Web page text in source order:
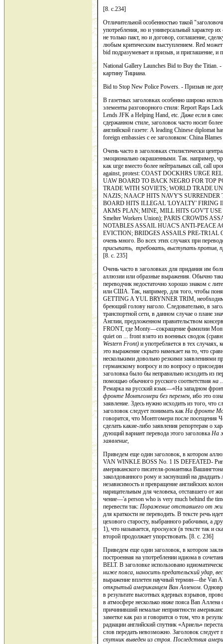
[8. c.234]
Отличительной особенностью такой
употребления, но и универсальный характер
не только пакт, но и договор, соглашение,
любым критическим выступлением. Red может
bid подразумевает и призыв, и приглашение, и
National Gallery Launches Bid to Buy the Titian. -
картину Тициана.
Bid to Stop New Police Powers. - Призыв не
В газетных заголовках особенно широко
элементы разговорного стиля: Report Raps
Lends JFK a Helping Hand, etc. Даже если в
сдержанном стиле, заголовок часто носит
английской газете: А leading Chinese diplomat
foreign embassies с ее заголовком: China
Очень часто в заголовках стилистически
эмоционально окрашенными. Так. например,
как urge вместо более ней­тральных call, call
against, protest: COAST DOCKHRS URGE
UAW BOARD TO BACK NEGRO FOR TOP
TRADE WITH SOVIETS; WORLD TRADE
NAZIS; NAACP HITS NAVY'S
BOARD HITS ILLE­GAL 'LOYALTY' FIRING
AKMS PLAN; MINE, MILL HITS GOV'T
Smelter Workers Union); PARIS CROWDS
NOTABLES ASSAIL HUAC'S ANTI-PEACE
EVICTION; BRIDGES ASSAILS PRE-TR1AL
очень много. Во всех этих случаях при
присыпать, требовать, выступать против,
[8. c. 235]
Очень часто в заголовках для придания им
аллюзии или образные выражения. Обычно
переводчик недостаточно хо­рошо знаком с
или США. Так, например, для того, чтобы
GET­TING A YUL BRYNNER TRIM,
бреющий голову наголо. Следовательно, в
транспортной сети, в данном случае о плане
Англии, пред­ложенном правительством
FRONT, гдe Моntу—сокращение фамилии
qui­et on ... front взято из военных сводок
Western Front) и употребляется в тех случаях,
это выражение скрыто на­мекает на то, что
несколькими довольно резкими заявлениями
германскому вопросу и по вoпpocy о
заголовка было бы неправильно ис­ходить из
помощью обычного русского соответствия на
Ремарка на рус­ский язык—«На западном
фронте Монтгомери без пе­ремен, ибо это
заявление. Здесь нужно исходить из того, что
заголовок следует понимать как На фронте
говорится, что Монтгомери после посещения
сделать какие-либо заявления репортерам о
дующий вариант перевода этого заголовка На
заявление,
Приведем еще один заголовок, в котором
VAN WINKLE BOSS No. 1 IS DEFEATED- Рип
американского писателя-романтика
закол­дованного рому и заснувший на двадцать
независимость и превраще­ние английских
нарицательным для человека, отставшего от
чение—'a person who is very much behind the
перевести так: Поражение отставшего от
для краткости не переводить. В тексте речь
цехового старосту, выбранного рабочими, а
1), что называется, проснулся (в тексте так и
второй продолжает упорство­вать. [8. c. 236]
Приведем еще один заголовок, в котором
построенная на употреблении идиома в
BELT. В заголовке использовано
ниже пояса, наносить предательский удар,
выражение вплетен научный термин—the Van
открытый американцем Ван Алленом.
в результате высотных ядерных взрывов,
в ат­мосфере несколько ниже пояса Ban Аллена
причинивший нема­лые неприятности
заметке как раз и говорится о том, что в
радиации английский спутник «Ариель»
слов пе­редать невозможно. Заголовок
спутник выведен из строя. Последствия